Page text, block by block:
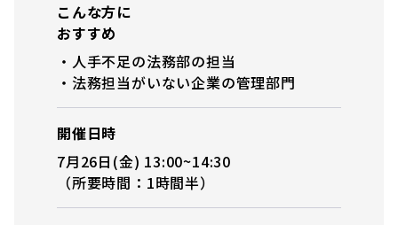
こんな方に
おすすめ
・人手不足の法務部の担当
・法務担当がいない企業の管理部門
開催日時
7月26日(金) 13:00~14:30
（所要時間：1時間半）